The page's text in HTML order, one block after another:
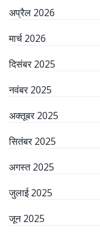
अप्रैल 2026
मार्च 2026
दिसंबर 2025
नवंबर 2025
अक्तूबर 2025
सितंबर 2025
अगस्त 2025
जुलाई 2025
जून 2025